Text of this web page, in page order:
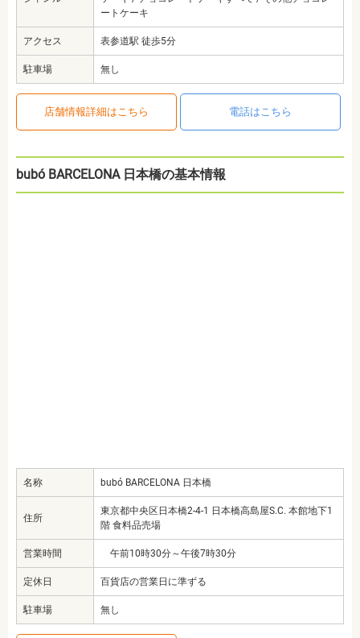
ートケーキ
アクセス 表参道駅 徒歩5分
駐車場 無し
店舗情報詳細はこちら 電話はこちら
bubó BARCELONA 日本橋の基本情報
名称 bubó BARCELONA 日本橋
住所
東京都中央区日本橋2-4-1 日本橋高島屋S.C. 本館地下1
階 食料品売場
営業時間 午前10時30分～午後7時30分
定休日 百貨店の営業日に準ずる
駐車場 無し